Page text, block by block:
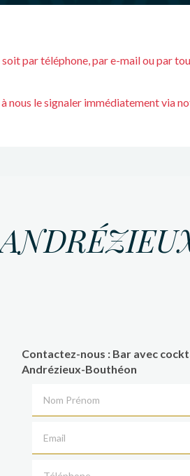
soit par téléphone, par e-mail ou par
nous le signaler immédiatement via
Contactez-nous : Bar avec
Andrézieux-Bouthéon